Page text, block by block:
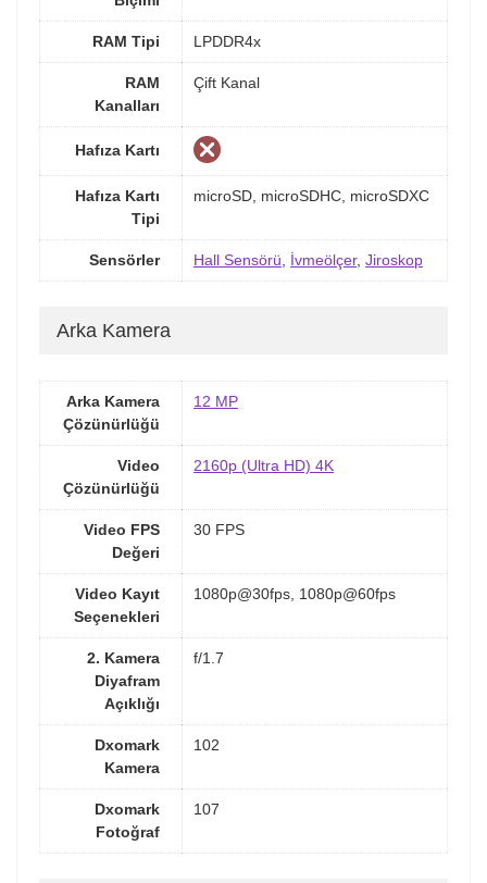
RAM Tipi LPDDR4x
RAM
Kanalları
Çift Kanal
Hafıza Kartı
Hafıza Kartı
Tipi
microSD, microSDHC, microSDXC
Sensörler Hall Sensörü İvmeölçer, Jiroskop
Arka Kamera
Arka Kamera
Çözünürlüğü
12 MP
Video
Çözünürlüğü
2160p (Ultra HD) 4K
Video FPS
Değeri
30 FPS
Video Kayıt
Seçenekleri
1080p@30fps, 1080p@60fps
2. Kamera
Diyafram
Açıklığı
f/1.7
Dxomark
Kamera
102
Dxomark
Fotoğraf
107